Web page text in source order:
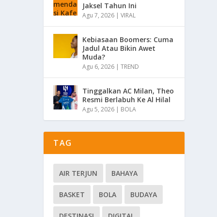
Jaksel Tahun Ini
Agu 7, 2026 |VIRAL
Kebiasaan Boomers: Cuma
Jadul Atau Bikin Awet
Muda?
Agu 6, 2026 |TREND
Tinggalkan AC Milan, Theo
Resmi Berlabuh Ke Al Hilal
Agu 5, 2026 | BOLA
TAG
AIR TERJUN BAHAYA
BASKET BOLA BUDAYA